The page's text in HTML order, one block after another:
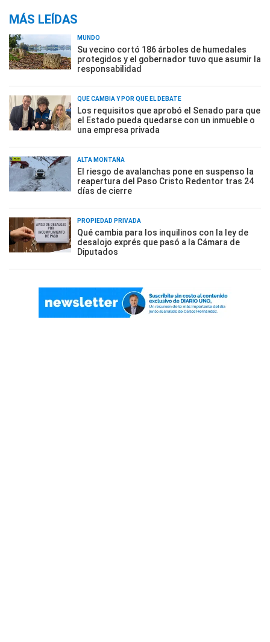
MÁS LEÍDAS
MUNDO
Su vecino cortó 186 árboles de humedales
protegidos y el gobernador tuvo que asumir la
responsabilidad
QUÉ CAMBIA Y POR QUÉ EL DEBATE
Los requisitos que aprobó el Senado para que
el Estado pueda quedarse con un inmueble o
una empresa privada
ALTA MONTAÑA
El riesgo de avalanchas pone en suspenso la
reapertura del Paso Cristo Redentor tras 24
días de cierre
PROPIEDAD PRIVADA
Qué cambia para los inquilinos con la ley de
desalojo exprés que pasó a la Cámara de
Diputados